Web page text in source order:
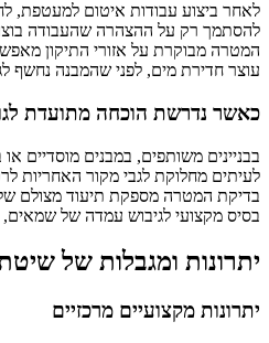
לאחר ביצוע עבודות איטום למעטפת,
להסתמך רק על ההצהרה שהעבודה
המטרה מבוקרת על אזורי התיקון
עוצר חדירת מים, לפני שהמבנה נחשף
כאשר נדרשת הוכחה מתועדת
בבניינים משותפים, במבנים מוסדיים
לעיתים מחלוקת לגבי מקור האחריות
בדיקת המטרה מספקת תיעוד מצולם
בסיס מקצועי לגיבוש עמדה של שמאים,
יתרונות ומגבלות של
יתרונות מקצועיים מרכזיים